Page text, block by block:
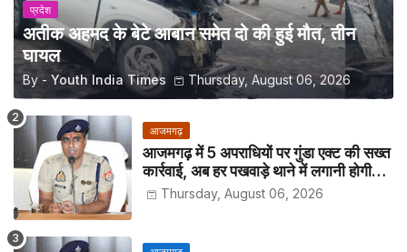
प्रदेश
अतीक अहमद के बेटे आबान समेत दो की हुई मौत, तीन
घायल
By - Youth India Times Thursday, August 06, 2026
आजमगढ़
आजमगढ़ में 5 अपराधियों पर गुंडा एक्ट की सख्त
कार्रवाई, अब हर पखवाड़े थाने में लगानी होगी
हाजिरीThursday, August 06, 2026